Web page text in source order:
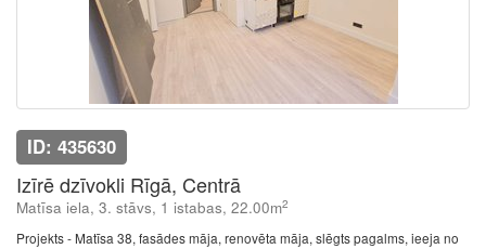
ID: 435630
Izīrē dzīvokli Rīgā, Centrā
Matīsa iela, 3. stāvs, 1 istabas, 22.00m2
Projekts - Matīsa 38, fasādes māja, renovēta māja, slēgts pagalms, ieeja no